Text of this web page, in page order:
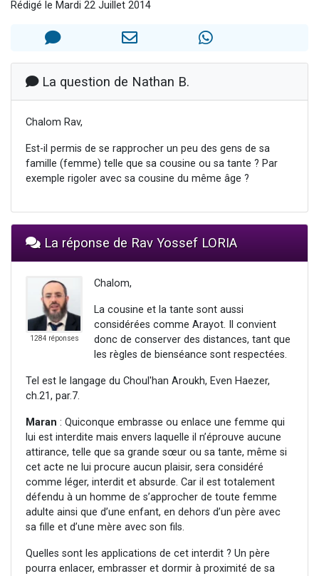
2 personnes viennent de faire un don pour 1 Journée de Vacances Pour les Enfants
Il reste 49 places pour étudier en groupe sur Zoom
2 personnes viennent de nous rejoindre sur WhatsApp
Rédigé le Mardi 22 Juillet 2014
La question de Nathan B.
Chalom Rav,
Est-il permis de se rapprocher un peu des gens de sa
famille (femme) telle que sa cousine ou sa tante ? Par
exemple rigoler avec sa cousine du même âge ?
La réponse de Rav Yossef LORIA
1284 réponses
Chalom,
La cousine et la tante sont aussi
considérées comme Arayot. Il convient
donc de conserver des distances, tant que
les règles de bienséance sont respectées.
Tel est le langage du Choul'han Aroukh, Even Haezer,
ch.21, par.7.
Maran : Quiconque embrasse ou enlace une femme qui
lui est interdite mais envers laquelle il n’éprouve aucune
attirance, telle que sa grande sœur ou sa tante, même si
cet acte ne lui procure aucun plaisir, sera considéré
comme léger, interdit et absurde. Car il est totalement
défendu à un homme de s’approcher de toute femme
adulte ainsi que d’une enfant, en dehors d’un père avec
sa fille et d’une mère avec son fils.
Quelles sont les applications de cet interdit ? Un père
pourra enlacer, embrasser et dormir à proximité de sa